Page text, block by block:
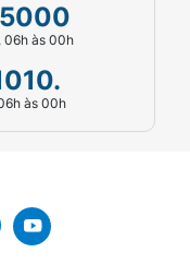
06h às 00h
às 00h